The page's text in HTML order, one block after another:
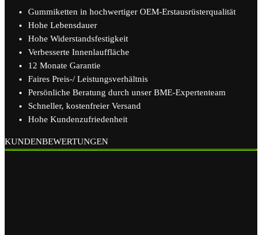
Gummiketten in hochwertiger OEM-Erstausrüsterqualität
Hohe Lebensdauer
Hohe Widerstandsfestigkeit
Verbesserte Innenlauffläche
12 Monate Garantie
Faires Preis-/ Leistungsverhältnis
Persönliche Beratung durch unser BME-Expertenteam
Schneller, kostenfreier Versand
Hohe Kundenzufriedenheit
KUNDENBEWERTUNGEN